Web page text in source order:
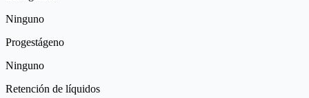
Ninguno
Progestágeno
Ninguno
Retención de líquidos